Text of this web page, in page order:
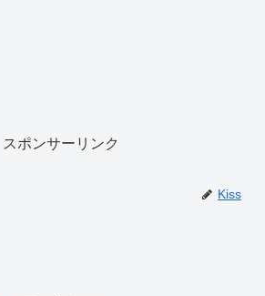
スポンサーリンク
Kiss